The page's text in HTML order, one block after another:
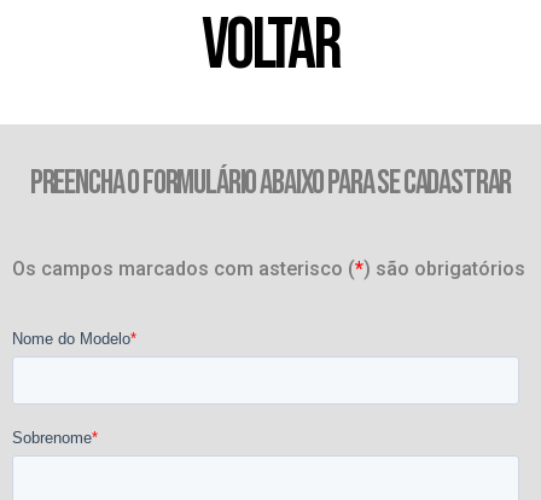
VOLTAR
PREENCHA O FORMULÁRIO ABAIXO PARA SE CADASTRAR
Os campos marcados com asterisco (*) são obrigatórios